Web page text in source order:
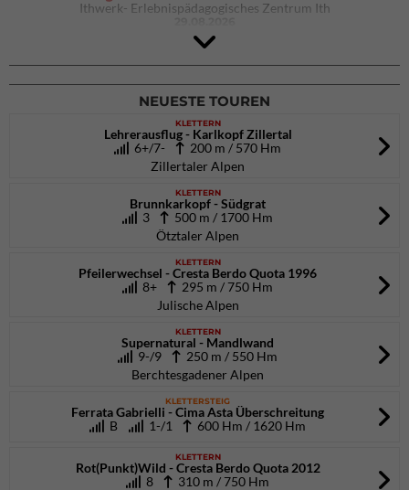
Ithwerk- Erlebnispädagogisches Zentrum Ith
Rock Master Arco
Arco (IT)
02.10.2026bis 04.10.2026
NEUESTE TOUREN
KLETTERN
Lehrerausflug - Karlkopf Zillertal
6+/7-
200 m / 570 Hm
Zillertaler Alpen
KLETTERN
Brunnkarkopf - Südgrat
3
500 m / 1700 Hm
Ötztaler Alpen
KLETTERN
Pfeilerwechsel - Cresta Berdo Quota 1996
8+
295 m / 750 Hm
Julische Alpen
KLETTERN
Supernatural - Mandlwand
9-/9
250 m / 550 Hm
Berchtesgadener Alpen
KLETTERSTEIG
Ferrata Gabrielli - Cima Asta Überschreitung
B
1-/1 600 Hm / 1620 Hm
KLETTERN
Rot(Punkt)Wild - Cresta Berdo Quota 2012
8
310 m / 750 Hm